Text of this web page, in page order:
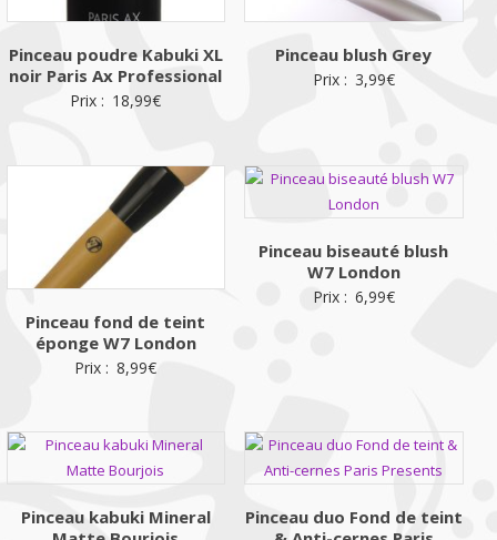
Pinceau poudre Kabuki XL
noir Paris Ax Professional
Prix : 18,99€
Pinceau blush Grey
Prix : 3,99€
Pinceau fond de teint
éponge W7 London
Prix : 8,99€
Pinceau biseauté blush
W7 London
Prix : 6,99€
Pinceau kabuki Mineral
Pinceau duo Fond de teint